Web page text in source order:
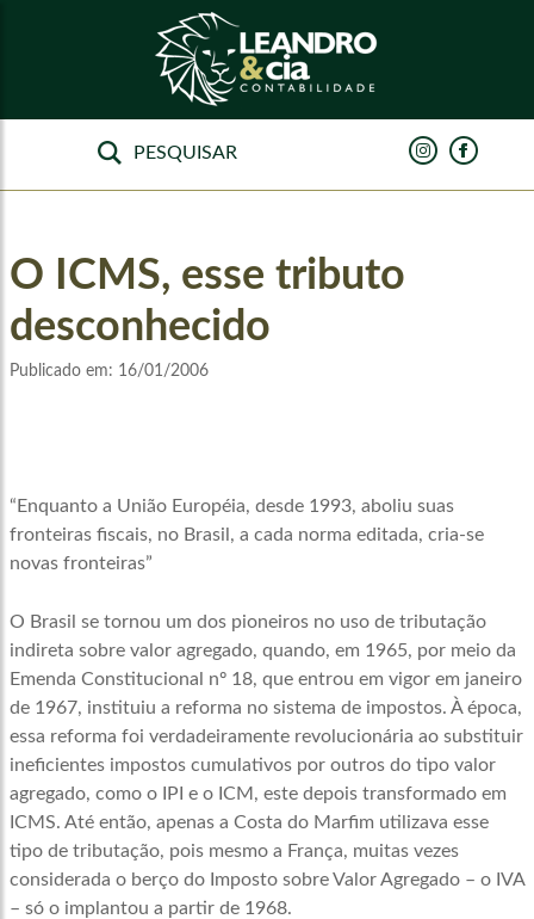
O ICMS, esse tributo
desconhecido
Publicado em: 16/01/2006
“Enquanto a União Européia, desde 1993, aboliu suas
fronteiras fiscais, no Brasil, a cada norma editada, cria-se
novas fronteiras”
O Brasil se tornou um dos pioneiros no uso de tributação
indireta sobre valor agregado, quando, em 1965, por meio da
Emenda Constitucional nº 18, que entrou em vigor em janeiro
de 1967, instituiu a reforma no sistema de impostos. À época,
essa reforma foi verdadeiramente revolucionária ao substituir
ineficientes impostos cumulativos por outros do tipo valor
agregado, como o IPI e o ICM, este depois transformado em
ICMS. Até então, apenas a Costa do Marfim utilizava esse
tipo de tributação, pois mesmo a França, muitas vezes
considerada o berço do Imposto sobre Valor Agregado – o IVA
– só o implantou a partir de 1968.